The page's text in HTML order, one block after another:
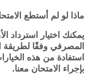
ماذا لو لم أستطع
يمكنك اختيار استرداد
المصرفي وفقًا
استفادة من هذه
بإجراء الامتحان معنا.